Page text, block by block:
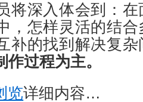
将深入体会到：
，怎样灵活的结
补的找到解决复
作过程为主。
览详细内容…